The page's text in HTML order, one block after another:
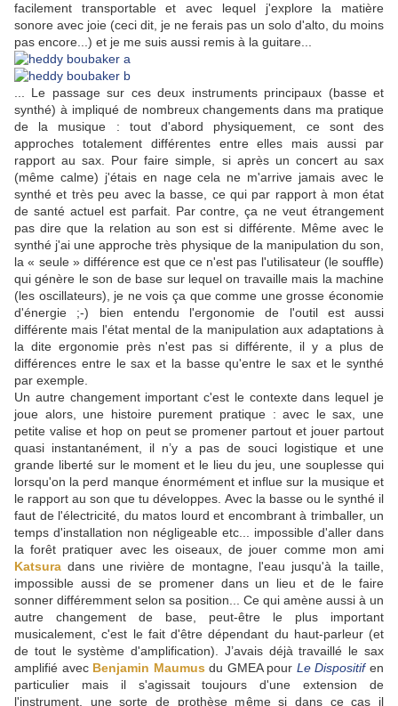
facilement transportable et avec lequel j'explore la matière
sonore avec joie (ceci dit, je ne ferais pas un solo d'alto, du moins
pas encore...) et je me suis aussi remis à la guitare...
... Le passage sur ces deux instruments principaux (basse et
synthé) à impliqué de nombreux changements dans ma pratique
de la musique : tout d'abord physiquement, ce sont des
approches totalement différentes entre elles mais aussi par
rapport au sax. Pour faire simple, si après un concert au sax
(même calme) j'étais en nage cela ne m'arrive jamais avec le
synthé et très peu avec la basse, ce qui par rapport à mon état
de santé actuel est parfait. Par contre, ça ne veut étrangement
pas dire que la relation au son est si différente. Même avec le
synthé j'ai une approche très physique de la manipulation du son,
la « seule » différence est que ce n'est pas l'utilisateur (le souffle)
qui génère le son de base sur lequel on travaille mais la machine
(les oscillateurs), je ne vois ça que comme une grosse économie
d'énergie ;-) bien entendu l'ergonomie de l'outil est aussi
différente mais l'état mental de la manipulation aux adaptations à
la dite ergonomie près n'est pas si différente, il y a plus de
différences entre le sax et la basse qu'entre le sax et le synthé
par exemple.
Un autre changement important c'est le contexte dans lequel je
joue alors, une histoire purement pratique : avec le sax, une
petite valise et hop on peut se promener partout et jouer partout
quasi instantanément, il n’y a pas de souci logistique et une
grande liberté sur le moment et le lieu du jeu, une souplesse qui
lorsqu'on la perd manque énormément et influe sur la musique et
le rapport au son que tu développes. Avec la basse ou le synthé il
faut de l'électricité, du matos lourd et encombrant à trimballer, un
temps d'installation non négligeable etc... impossible d'aller dans
la forêt pratiquer avec les oiseaux, de jouer comme mon ami
Katsura dans une rivière de montagne, l'eau jusqu'à la taille,
impossible aussi de se promener dans un lieu et de le faire
sonner différemment selon sa position... Ce qui amène aussi à un
autre changement de base, peut-être le plus important
musicalement, c'est le fait d'être dépendant du haut-parleur (et
de tout le système d'amplification). J’avais déjà travaillé le sax
amplifié avec Benjamin Maumus du GMEA pour Le Dispositifen
particulier mais il s'agissait toujours d'une extension de
l'instrument, une sorte de prothèse même si dans ce cas il